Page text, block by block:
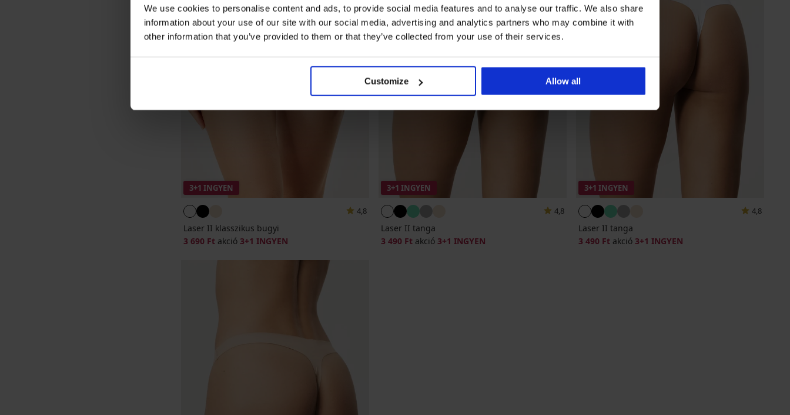
We use cookies to personalise content and ads, to provide social media features and to analyse our traffic. We also share
information about your use of our site with our social media, advertising and analytics partners who may combine it with
other information that you’ve provided to them or that they’ve collected from your use of their services.
Customize Allow all
3+1 INGYEN
4,8
Laser II klasszikus bugyi
3 690 Ft akció 3+1 INGYEN
3+1 INGYEN
4,8
Laser II tanga
3 490 Ft akció 3+1 INGYEN
3+1 INGYEN
4,8
Laser II tanga
3 490 Ft akció 3+1 INGYEN